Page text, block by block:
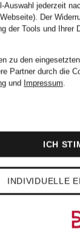
Auswahl jederzeit
Der
der Tools und Ihrer
zu den
Partner durch die
und Impressum.
INDIVIDUELLE
ICH